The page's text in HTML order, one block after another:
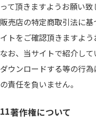
って頂きますようお願い致
販売店の特定商取引法に
イトをご確認頂きますよう
なお、当サイトで紹介して
ダウンロードする等の行
の責任を負いません。
著作権について